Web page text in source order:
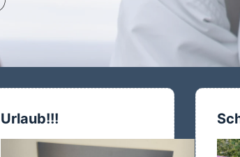
Urlaub!!!